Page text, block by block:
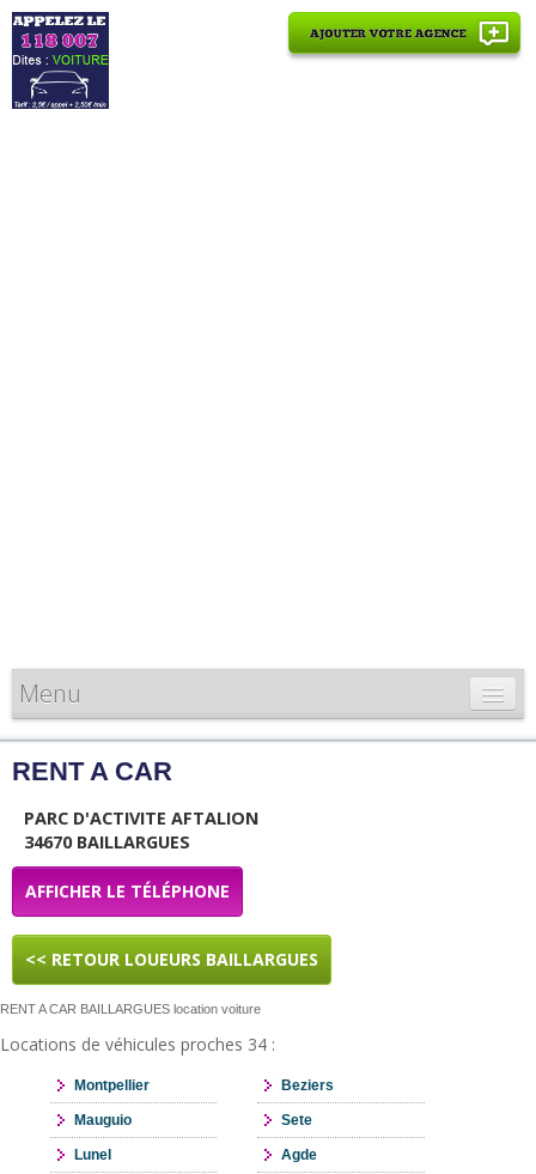
Menu
CARTE DE FRANCE
LOUEURS & PROFESSIONNELS
RENT A CAR
PARC D'ACTIVITE AFTALION
34670 BAILLARGUES
AFFICHER LE TÉLÉPHONE
<< RETOUR LOUEURS BAILLARGUES
RENT A CAR BAILLARGUES location voiture
Locations de véhicules proches 34 :
Montpellier Beziers
Mauguio Sete
Lunel Agde